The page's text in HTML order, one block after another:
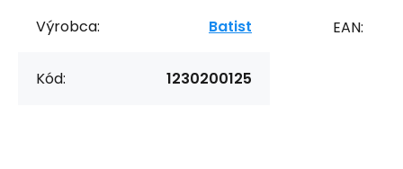
Výrobca: Batist
Kód: 1230200125
EAN: